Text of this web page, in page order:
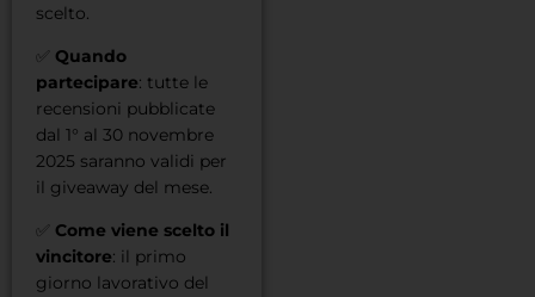
scelto.
Quando
partecipare: tutte le
recensioni pubblicate
dal 1° al 30 novembre
2025 saranno validi per
il giveaway del mese.
Come viene scelto il
vincitore: il primo
giorno lavorativo del